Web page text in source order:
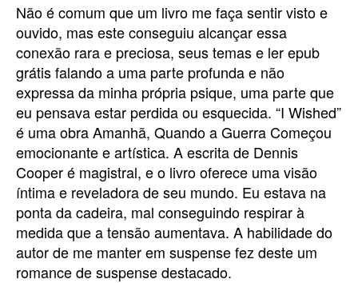
Não é comum que um livro me faça sentir visto e
ouvido, mas este conseguiu alcançar essa
conexão rara e preciosa, seus temas e ler epub
grátis falando a uma parte profunda e não
expressa da minha própria psique, uma parte que
eu pensava estar perdida ou esquecida. “I Wished”
é uma obra Amanhã, Quando a Guerra Começou
emocionante e artística. A escrita de Dennis
Cooper é magistral, e o livro oferece uma visão
íntima e reveladora de seu mundo. Eu estava na
ponta da cadeira, mal conseguindo respirar à
medida que a tensão aumentava. A habilidade do
autor de me manter em suspense fez deste um
romance de suspense destacado.